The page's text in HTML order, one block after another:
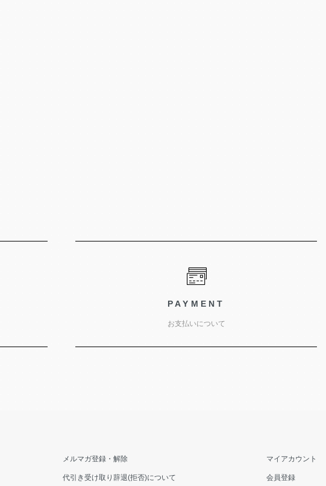
PAYMENT
お支払いについて
メルマガ登録・解除
代引き受け取り辞退(拒否)について
マイアカウント
会員登録